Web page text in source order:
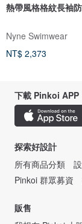
熱帶風格格紋長袖
Nyne Swimwear
NT$ 2,373
下載 Pinkoi APP
探索好設計
所有商品分類
Pinkoi 群眾募資
販售